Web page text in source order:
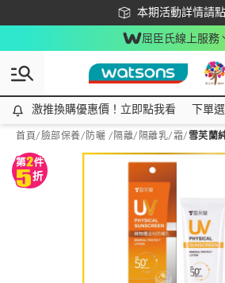
本期活動詳情請
下載app最高回饋
屈臣氏線上服務
激推換購優惠價！立即點我看
激推換購優惠價！立即點我看 下單
首頁/臉部保養/ 防曬 /隔離/ 隔離乳/霜/ 雪芙蘭